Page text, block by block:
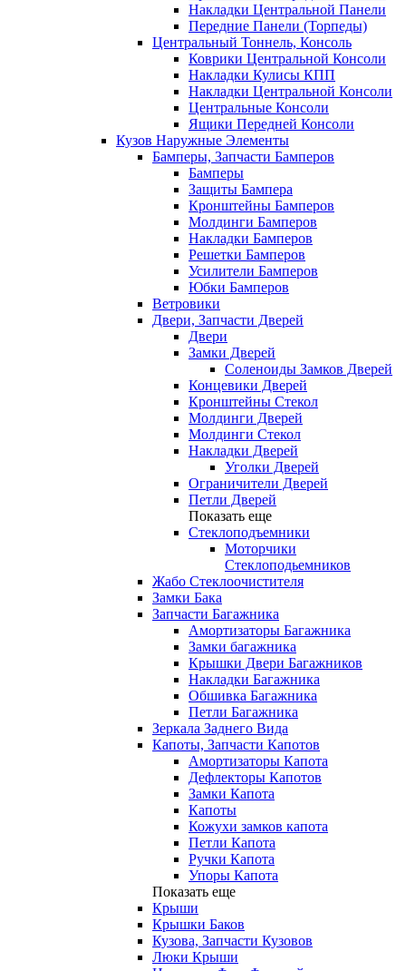
Накладки Центральной Панели
Передние Панели (Торпеды)
Центральный Тоннель, Консоль
Коврики Центральной Консоли
Накладки Кулисы КПП
Накладки Центральной Консоли
Центральные Консоли
Ящики Передней Консоли
Кузов Наружные Элементы
Бамперы, Запчасти Бамперов
Бамперы
Защиты Бампера
Кронштейны Бамперов
Молдинги Бамперов
Накладки Бамперов
Решетки Бамперов
Усилители Бамперов
Юбки Бамперов
Ветровики
Двери, Запчасти Дверей
Двери
Замки Дверей
Соленоиды Замков Дверей
Концевики Дверей
Кронштейны Стекол
Молдинги Дверей
Молдинги Стекол
Накладки Дверей
Уголки Дверей
Ограничители Дверей
Петли Дверей
Показать еще
Стеклоподъемники
Моторчики
Стеклоподьемников
Жабо Стеклоочистителя
Замки Бака
Запчасти Багажника
Амортизаторы Багажника
Замки багажника
Крышки Двери Багажников
Накладки Багажника
Обшивка Багажника
Петли Багажника
Зеркала Заднего Вида
Капоты, Запчасти Капотов
Амортизаторы Капота
Дефлекторы Капотов
Замки Капота
Капоты
Кожухи замков капота
Петли Капота
Ручки Капота
Упоры Капота
Показать еще
Крыши
Крышки Баков
Кузова, Запчасти Кузовов
Люки Крыши